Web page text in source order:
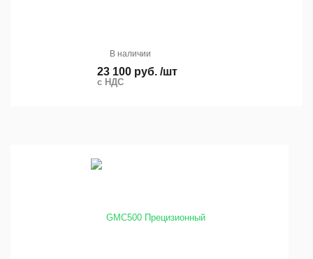
В наличии
23 100 руб. /шт
с НДС